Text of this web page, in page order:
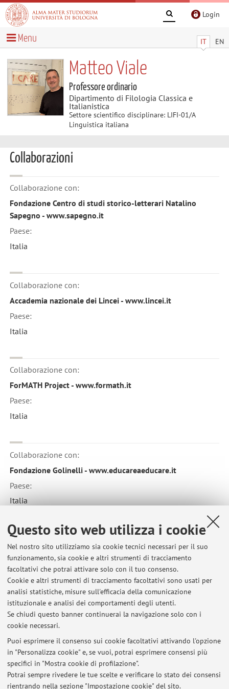
Questo sito web utilizza i cookie
Nel nostro sito utilizziamo sia cookie tecnici necessari per il suo
funzionamento, sia cookie e altri strumenti di tracciamento
facoltativi che potrai attivare solo con il tuo consenso.
Cookie e altri strumenti di tracciamento facoltativi sono usati per
analisi statistiche, misure sull'efficacia della comunicazione
istituzionale e analisi dei comportamenti degli utenti.
Se chiudi questo banner continuerai la navigazione solo con i
cookie necessari.
Puoi esprimere il consenso sui cookie facoltativi attivando l'opzione
in "Personalizza cookie" e, se vuoi, potrai esprimere consensi più
specifici in "Mostra cookie di profilazione".
Potrai sempre rivedere le tue scelte e verificare lo stato dei consensi
rientrando nella sezione "Impostazione cookie" del sito.
Login
IT EN
Menu
Matteo Viale
Professore ordinario
Dipartimento di Filologia Classica e
Italianistica
Settore scientifico disciplinare: LIFI-01/A
Linguistica italiana
Collaborazioni
Collaborazione con:
Fondazione Centro di studi storico-letterari Natalino
Sapegno - www.sapegno.it
Paese:
Italia
Collaborazione con:
Accademia nazionale dei Lincei - www.lincei.it
Paese:
Italia
Collaborazione con:
ForMATH Project - www.formath.it
Paese:
Italia
Collaborazione con:
Fondazione Golinelli - www.educareaeducare.it
Paese:
Italia
Collaborazione con:
Istituto nazionale per la valutazione del sistema educativo
di istruzione e di formazione - INVALSI - www.invalsi.it
Paese:
Italia
Ultimi avvisi
Al momento non sono presenti avvisi.